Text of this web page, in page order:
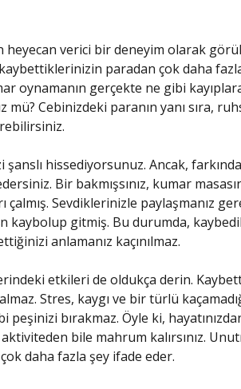
verici bir deneyim olarak
paradan çok daha
oynamanın gerçekte ne gibi
Cebinizdeki paranın yanı sıra,
hissediyorsunuz. Ancak,
Bir bakmışsınız, kumar
çalmış. Sevdiklerinizle paylaşmanız
kaybolup gitmiş. Bu durumda,
anlamanız kaçınılmaz.
etkileri de oldukça derin.
Stres, kaygı ve bir türlü
bırakmaz. Öyle ki, hayatınızdan
bile mahrum kalırsınız.
daha fazla şey ifade eder.